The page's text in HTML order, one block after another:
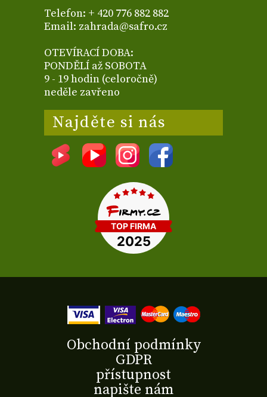
Telefon: + 420 776 882 882
Email: zahrada@safro.cz
OTEVÍRACÍ DOBA:
PONDĚLÍ až SOBOTA
9 - 19 hodin (celoročně)
neděle zavřeno
Najděte si nás
Obchodní podmínky
GDPR
přístupnost
napište nám